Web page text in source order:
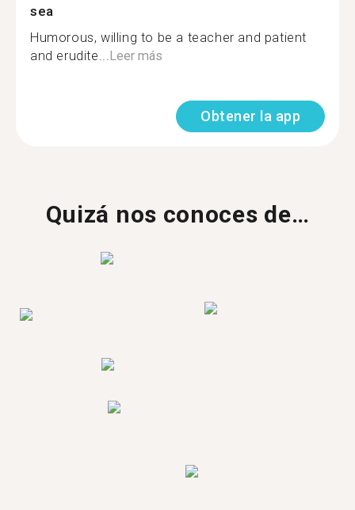
sea
Humorous, willing to be a teacher and patient
and erudite...Leer más
Obtener la app
Quizá nos conoces de…